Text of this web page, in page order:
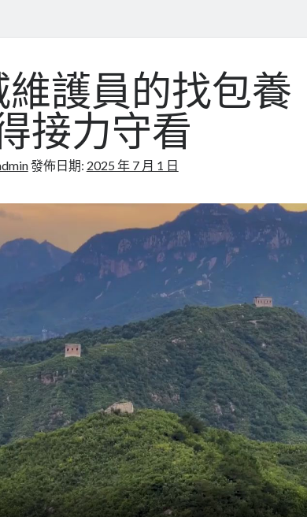
維護員的找包養
接力守看
發佈日期: 2025 年 7 月 1 日